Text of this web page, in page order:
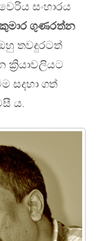
සංහාරය
ගුණරත්න
තවදුරටත්
ක්‍රියාවලියට
සදහා ගත්
ය.